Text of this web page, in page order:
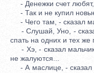
- Денежки счет любят,
- Так и не купил
- Чего там, - сказал
- Слушай, Уно, -
спать на одних и тех же
- Хэ, - сказал
не жалуются...
- А маслице, - сказал